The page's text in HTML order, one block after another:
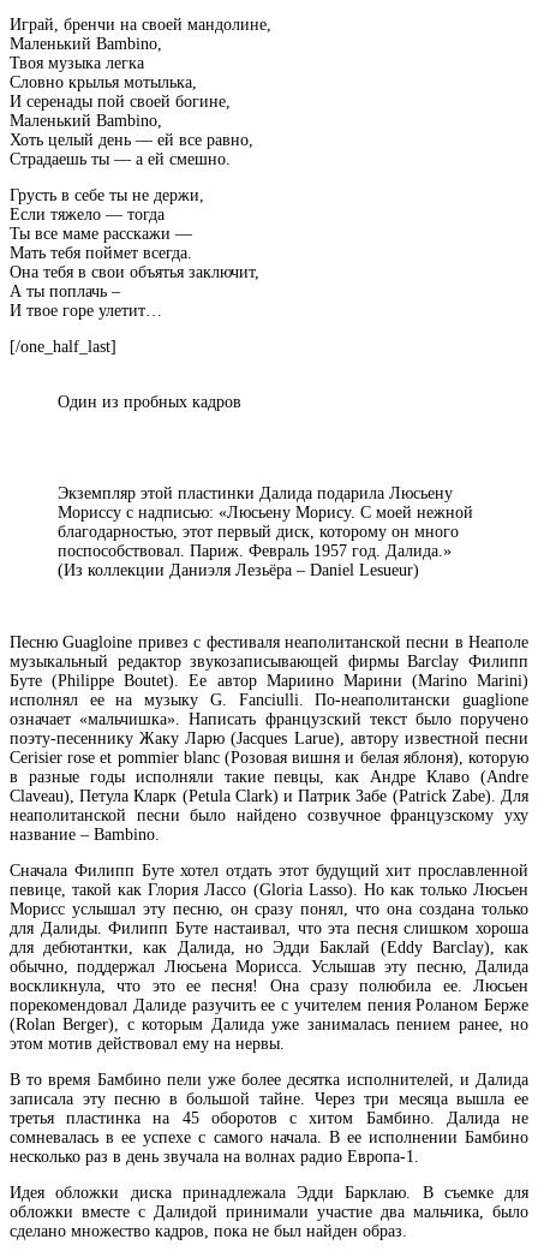
Играй, бренчи на своей мандолине,
Маленький Bambino,
Твоя музыка легка
Словно крылья мотылька,
И серенады пой своей богине,
Маленький Bambino,
Хоть целый день — ей все равно,
Страдаешь ты — а ей смешно.
Грусть в себе ты не держи,
Если тяжело — тогда
Ты все маме расскажи —
Мать тебя поймет всегда.
Она тебя в свои объятья заключит,
А ты поплачь –
И твое горе улетит…
[/one_half_last]
Один из пробных кадров
Экземпляр этой пластинки Далида подарила Люсьену
Мориссу с надписью: «Люсьену Морису. С моей нежной
благодарностью, этот первый диск, которому он много
поспособствовал. Париж. Февраль 1957 год. Далида.»
(Из коллекции Даниэля Лезьёра – Daniel Lesueur)
Песню Guagloine привез с фестиваля неаполитанской песни в Неаполе
музыкальный редактор звукозаписывающей фирмы Barclay Филипп
Буте (Philippe Boutet). Ее автор Мариино Марини (Marino Marini)
исполнял ее на музыку G. Fanciulli. По-неаполитански guaglione
означает «мальчишка». Написать французский текст было поручено
поэту-песеннику Жаку Ларю (Jacques Larue), автору известной песни
Cerisier rose et pommier blanc (Розовая вишня и белая яблоня), которую
в разные годы исполняли такие певцы, как Андре Клаво (Andrе
Claveau), Петула Кларк (Petula Clark) и Патрик Забе (Patrick Zabe). Для
неаполитанской песни было найдено созвучное французскому уху
название – Bambino.
Сначала Филипп Буте хотел отдать этот будущий хит прославленной
певице, такой как Глория Лассо (Gloria Lasso). Но как только Люсьен
Морисс услышал эту песню, он сразу понял, что она создана только
для Далиды. Филипп Буте настаивал, что эта песня слишком хороша
для дебютантки, как Далида, но Эдди Баклай (Eddy Barclay), как
обычно, поддержал Люсьена Морисса. Услышав эту песню, Далида
воскликнула, что это ее песня! Она сразу полюбила ее. Люсьен
порекомендовал Далиде разучить ее с учителем пения Роланом Берже
(Rolan Berger), с которым Далида уже занималась пением ранее, но
этом мотив действовал ему на нервы.
В то время Бамбино пели уже более десятка исполнителей, и Далида
записала эту песню в большой тайне. Через три месяца вышла ее
третья пластинка на 45 оборотов с хитом Бамбино. Далида не
сомневалась в ее успехе с самого начала. В ее исполнении Бамбино
несколько раз в день звучала на волнах радио Европа-1.
Идея обложки диска принадлежала Эдди Барклаю. В съемке для
обложки вместе с Далидой принимали участие два мальчика, было
сделано множество кадров, пока не был найден образ.